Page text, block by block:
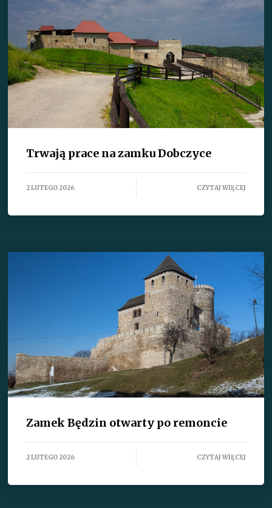
Trwają prace na zamku Dobczyce
2 LUTEGO 2026 CZYTAJ WIĘCEJ
Zamek Będzin otwarty po remoncie
2 LUTEGO 2026 CZYTAJ WIĘCEJ